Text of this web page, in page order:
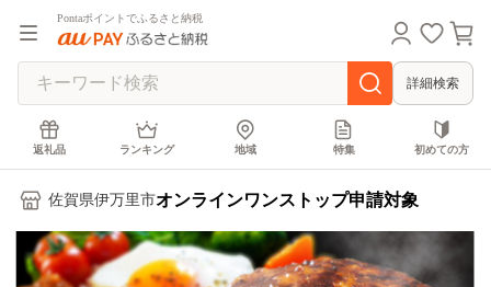
Pontaポイントでふるさと納税
詳細検索
返礼品 ランキング 地域 特集 初めての方
佐賀県伊万里市オンラインワンストップ申請対象